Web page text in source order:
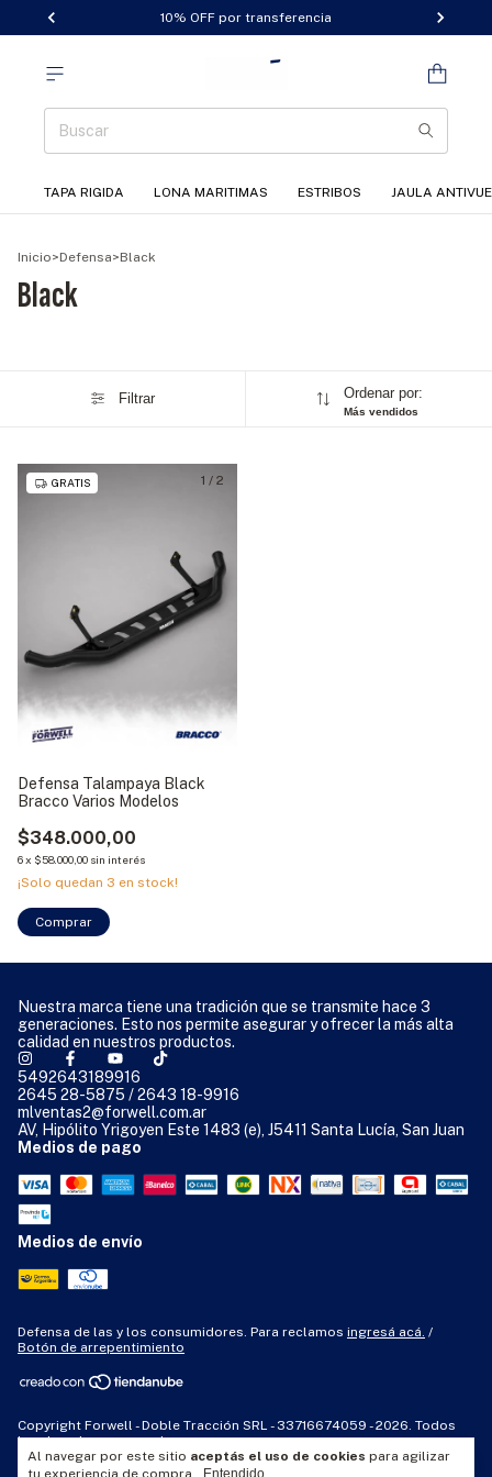
10% OFF por transferencia
TAPA RIGIDA LONA MARITIMAS ESTRIBOS JAULA
Al navegar por este sitio aceptás el uso de cookies para agilizar
tu experiencia de compra.
Entendido
Inicio>Defensa>Black
Black
Filtrar Ordenar por:
Más vendidos
1 / 2
GRATIS
Defensa Talampaya Black
Bracco Varios Modelos
$348.000,00
6x $58.000,00 sin interés
¡Solo quedan 3 en stock!
Comprar
Nuestra marca tiene una tradición que se transmite hace 3
generaciones. Esto nos permite asegurar y ofrecer la más alta
calidad en nuestros productos.
5492643189916
2645 28-5875 / 2643 18-9916
mlventas2@forwell.com.ar
AV, Hipólito Yrigoyen Este 1483 (e), J5411 Santa Lucía, San Juan
Medios de pago
Medios de envío
Defensa de las y los consumidores. Para reclamos ingresá acá. /
Botón de arrepentimiento
Copyright Forwell - Doble Tracción SRL - 33716674059 - 2026. Todos
los derechos reservados.